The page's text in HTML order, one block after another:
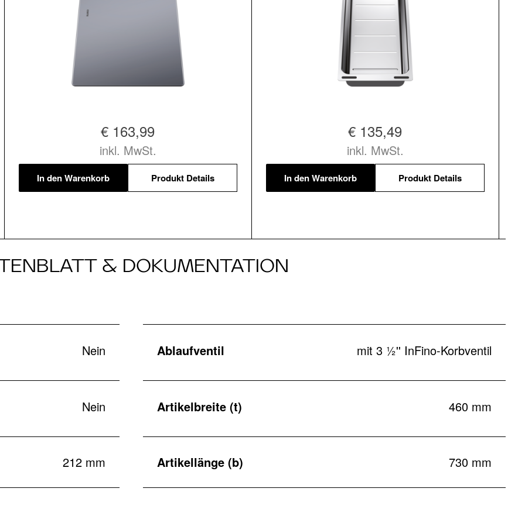
€ 163,99
inkl. MwSt.
In den Warenkorb Produkt Details
€ 135,49
inkl. MwSt.
In den Warenkorb Produkt Details
& DOKUMENTATION
Nein Ablaufventil mit 3 ½'' InFino-Korbventil
Nein Artikelbreite (t) 460 mm
212 mm Artikellänge (b) 730 mm